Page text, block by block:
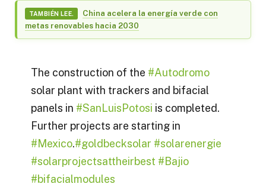
TAMBIÉN LEE.
China acelera la energía verde con
metas renovables hacia 2030
The construction of the #Autodromo
solar plant with trackers and bifacial
panels in #SanLuisPotosi is completed.
Further projects are starting in
#Mexico.#goldbecksolar #solarenergie
#solarprojectsattheirbest #Bajio
#bifacialmodules